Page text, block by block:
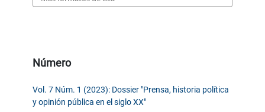
Número
Vol. 7 Núm. 1 (2023): Dossier "Prensa, historia política
y opinión pública en el siglo XX"